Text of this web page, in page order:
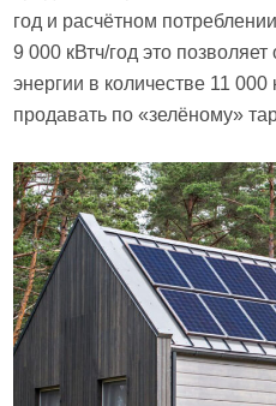
год и расчётном
9 000 кВтч/год это
энергии в количестве 11
продавать по «зелёному»